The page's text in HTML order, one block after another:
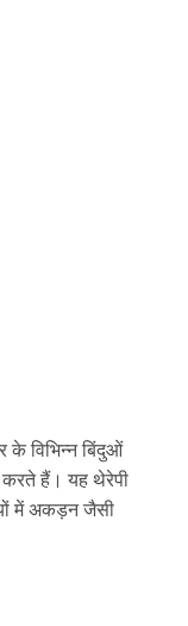
के विभिन्न बिंदुओं
करते हैं। यह थेरेपी
में अकड़न जैसी